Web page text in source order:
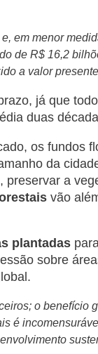
em menor
de R$ 16,2
a valor
já que
duas
os fundos
da
a
vão
plantadas
sobre
o benefício
é